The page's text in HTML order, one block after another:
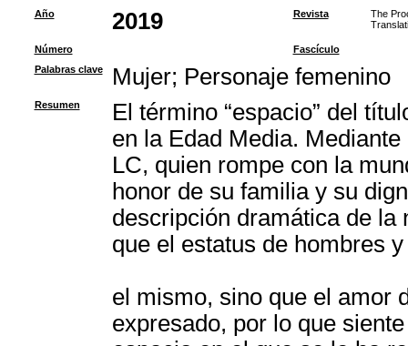
Año 2019 Revista
The
Número
Fascículo
Palabras clave
Mujer; Personaje femenino
Resumen
El término “espacio” del
en la Edad Media.
LC, quien rompe con la
honor de su familia y su
descripción dramática de la
que el estatus de hombres
el mismo, sino que el amor
expresado, por lo que